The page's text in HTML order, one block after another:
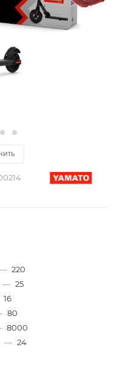
220
— 25
16
80
8000
— 24